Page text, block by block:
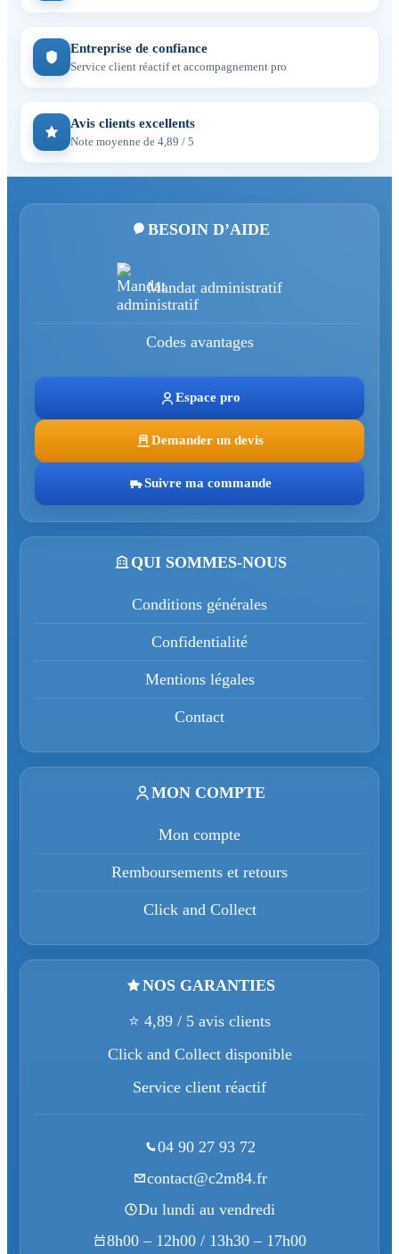
Entreprise de confiance
Service client réactif et accompagnement pro
Avis clients excellents
Note moyenne de 4,89 / 5
BESOIN D’AIDE
Mandat administratif
Codes avantages
Espace pro
Demander un devis
Suivre ma commande
QUI SOMMES-NOUS
Conditions générales
Confidentialité
Mentions légales
Contact
MON COMPTE
Mon compte
Remboursements et retours
Click and Collect
NOS GARANTIES
⭐ 4,89 / 5 avis clients
Click and Collect disponible
Service client réactif
04 90 27 93 72
contact@c2m84.fr
Du lundi au vendredi
8h00 – 12h00 / 13h30 – 17h00